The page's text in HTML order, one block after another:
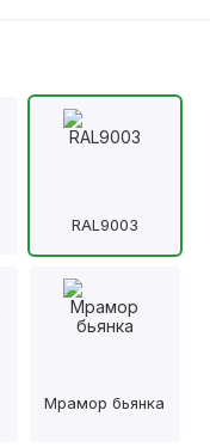
RAL9003
Мрамор бьянка